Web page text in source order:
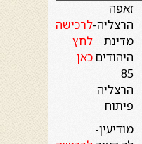
זאפה
הרצליה-
מדינת
היהודים
85
הרצליה
פיתוח
לרכישה
לחץ
כאן
מודיעין-